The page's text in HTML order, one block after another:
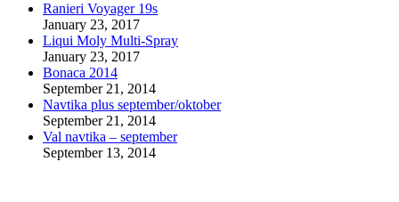
Ranieri Voyager 19s
January 23, 2017
Liqui Moly Multi-Spray
January 23, 2017
Bonaca 2014
September 21, 2014
Navtika plus september/oktober
September 21, 2014
Val navtika – september
September 13, 2014